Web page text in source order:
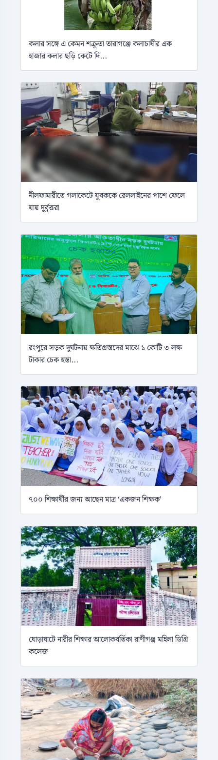
কলার সঙ্গে এ কেমন শক্রুতা তারাগঞ্জে কলাচাষীর এক
হাজার কলার ছড়ি কেটে দি...
নীলফামারীতে গলাকেটে যুবককে রেললাইনের পাশে ফেলে
যায় দুর্বৃত্তরা
রংপুরে সড়ক দুর্ঘটনায় ক্ষতিগ্রস্তদের মাঝে ১ কোটি ৩ লক্ষ
টাকার চেক হস্তা...
৭০০ শিক্ষার্থীর জন্য আছেন মাত্র ‘একজন শিক্ষক’
ঘোড়াঘাটে নারীর শিক্ষার আলোকবর্তিকা রাণীগঞ্জ মহিলা ডিগ্রি
কলেজ